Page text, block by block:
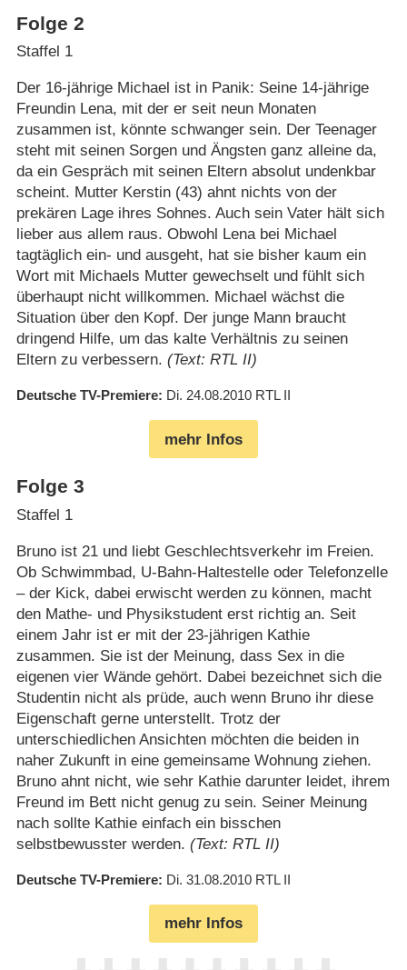
Folge 2
Staffel 1
Der 16-jährige Michael ist in Panik: Seine 14-jährige
Freundin Lena, mit der er seit neun Monaten
zusammen ist, könnte schwanger sein. Der Teenager
steht mit seinen Sorgen und Ängsten ganz alleine da,
da ein Gespräch mit seinen Eltern absolut undenkbar
scheint. Mutter Kerstin (43) ahnt nichts von der
prekären Lage ihres Sohnes. Auch sein Vater hält sich
lieber aus allem raus. Obwohl Lena bei Michael
tagtäglich ein- und ausgeht, hat sie bisher kaum ein
Wort mit Michaels Mutter gewechselt und fühlt sich
überhaupt nicht willkommen. Michael wächst die
Situation über den Kopf. Der junge Mann braucht
dringend Hilfe, um das kalte Verhältnis zu seinen
Eltern zu verbessern. (Text: RTL II)
Deutsche TV-Premiere Di. 24.08.2010 RTL II
mehr Infos
Folge 3
Staffel 1
Bruno ist 21 und liebt Geschlechtsverkehr im Freien.
Ob Schwimmbad, U-Bahn-Haltestelle oder Telefonzelle
– der Kick, dabei erwischt werden zu können, macht
den Mathe- und Physikstudent erst richtig an. Seit
einem Jahr ist er mit der 23-jährigen Kathie
zusammen. Sie ist der Meinung, dass Sex in die
eigenen vier Wände gehört. Dabei bezeichnet sich die
Studentin nicht als prüde, auch wenn Bruno ihr diese
Eigenschaft gerne unterstellt. Trotz der
unterschiedlichen Ansichten möchten die beiden in
naher Zukunft in eine gemeinsame Wohnung ziehen.
Bruno ahnt nicht, wie sehr Kathie darunter leidet, ihrem
Freund im Bett nicht genug zu sein. Seiner Meinung
nach sollte Kathie einfach ein bisschen
selbstbewusster werden. (Text: RTL II)
Deutsche TV-Premiere Di. 31.08.2010 RTL II
mehr Infos